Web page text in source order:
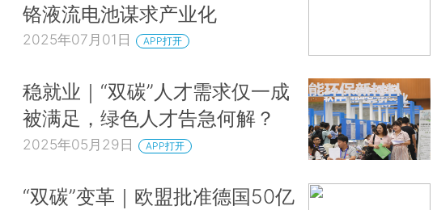
铬液流电池谋求产业化
2025年07月01日 APP打开
稳就业｜“双碳”人才需求仅一成
被满足，绿色人才告急何解？
2025年05月29日 APP打开
“双碳”变革｜欧盟批准德国50亿